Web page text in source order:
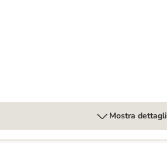
Mostra dettagli